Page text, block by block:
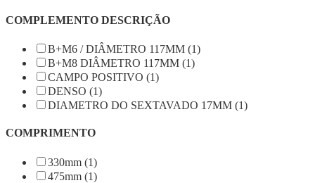
COMPLEMENTO DESCRIÇÃO
B+M6 / DIÂMETRO 117MM (1)
B+M8 DIÂMETRO 117MM (1)
CAMPO POSITIVO (1)
DENSO (1)
DIAMETRO DO SEXTAVADO 17MM (1)
COMPRIMENTO
330mm (1)
475mm (1)